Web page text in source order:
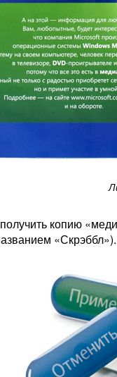
копию
«Скрэббл»).